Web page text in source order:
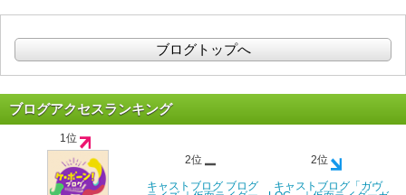
ブログトップへ
ブログアクセスランキング
1位
2位
キャストブログ ブログ
2位
キャストブログ「ガヴ